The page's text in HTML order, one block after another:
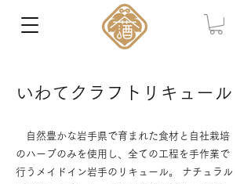
いわて​クラフトリキュール
自然豊かな岩手県で育まれた食材と自社栽培
のハーブのみを使用し、全ての工程を手作業で
行うメイドイン岩手のリキュール。 ナチュラル